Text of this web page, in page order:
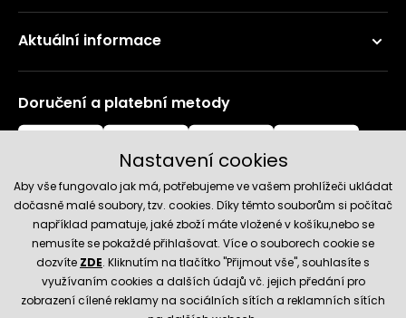
Aktuální informace
Doručení a platební metody
Spolehlivý obchod
Nastavení cookies
Aby vše fungovalo jak má, potřebujeme ve vašem prohlížeči ukládat
dočasně malé soubory, tzv. cookies. Díky těmto souborům si počítač
například pamatuje, jaké zboží máte vložené v košíku,nebo se
nemusíte se pokaždé přihlašovat. Více o souborech cookie se
dozvíte ZDE. Kliknutím na tlačítko "Přijmout vše", souhlasíte s
využívaním cookies a dalších údajů vč. jejich předání pro
zobrazení cílené reklamy na sociálních sítích a reklamních sítích